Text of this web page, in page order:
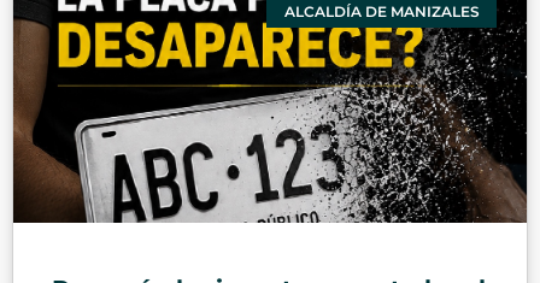
ALCALDÍA DE MANIZALES